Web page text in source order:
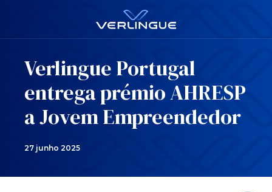
Verlingue Portugal
entrega prémio AHRESP
a Jovem Empreendedor
27 junho 2025